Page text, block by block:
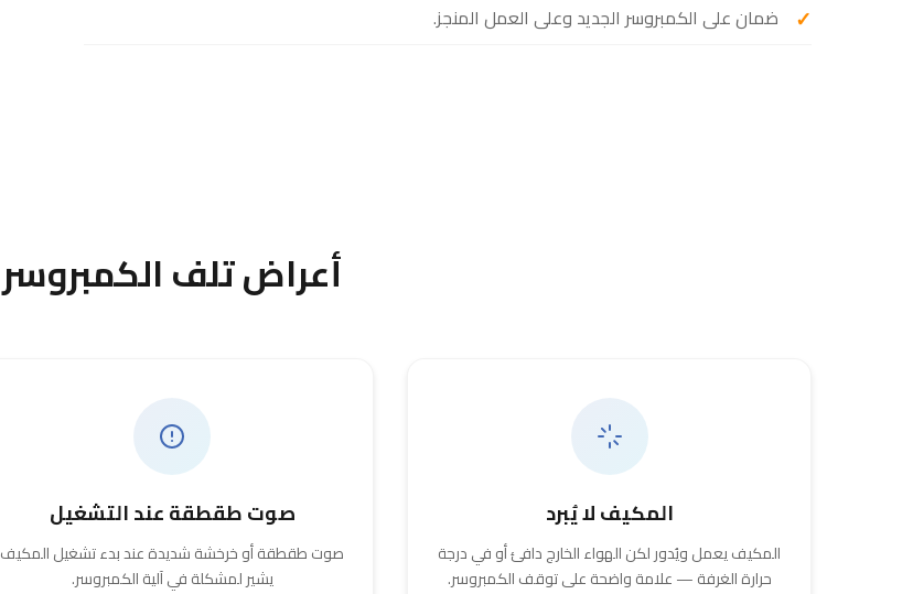
ضمان على الكمبروسر الجديد وعلى العمل المنجز.
أعراض تلف الكمبروسر
المكيف لا يُبرد
المكيف يعمل ويُدور لكن الهواء الخارج دافئ أو في درجة
حرارة الغرفة — علامة واضحة على توقف الكمبروسر.
صوت طقطقة عند التشغيل
صوت طقطقة أو خرخشة شديدة عند بدء تشغيل المكيف
يشير لمشكلة في آلية الكمبروسر.